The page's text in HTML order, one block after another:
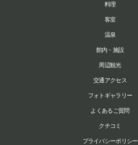
料理
客室
温泉
館内・施設
周辺観光
交通アクセス
フォトギャラリー
よくあるご質問
クチコミ
プライバシーポリシー